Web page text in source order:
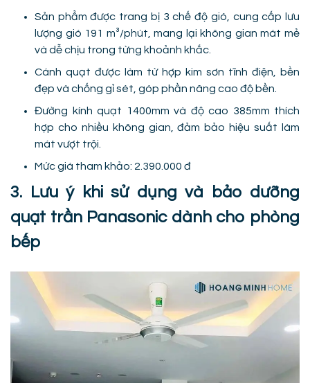
Sản phẩm được trang bị 3 chế độ gió, cung cấp lưu
lượng gió 191 m³/phút, mang lại không gian mát mẻ
và dễ chịu trong từng khoảnh khắc.
Cánh quạt được làm từ hợp kim sơn tĩnh điện, bền
đẹp và chống gỉ sét, góp phần nâng cao độ bền.
Đường kính quạt 1400mm và độ cao 385mm thích
hợp cho nhiều không gian, đảm bảo hiệu suất làm
mát vượt trội.
Mức giá tham khảo: 2.390.000 đ
3. Lưu ý khi sử dụng và bảo dưỡng
quạt trần Panasonic dành cho phòng
bếp